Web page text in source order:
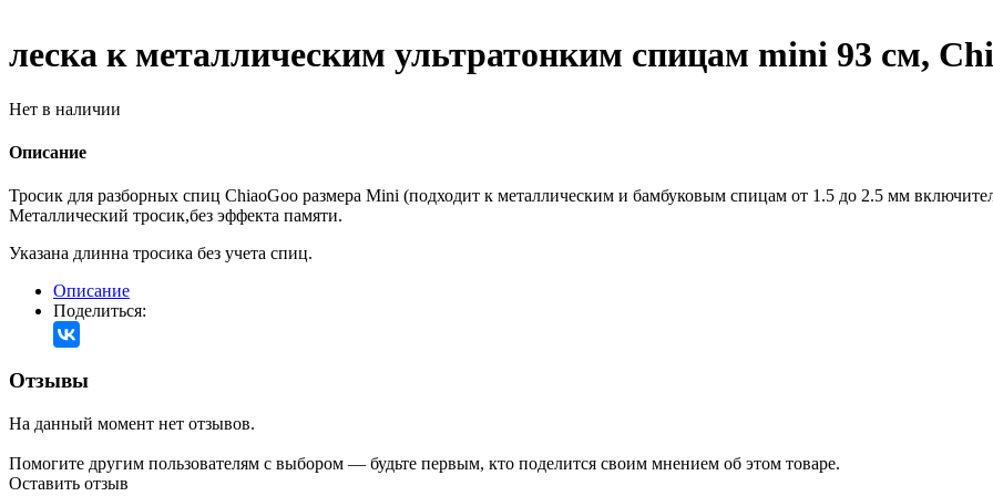
леска к металлическим ультратонким спицам mini 93 см,
Нет в наличии
Описание
Тросик для разборных спиц ChiaoGoo размера Mini (подходит к металлическим и бамбуковым спицам от 1.5 до 2.5 мм
Металлический тросик,без эффекта памяти.
Указана длинна тросика без учета спиц.
Описание
Поделиться:
Отзывы
На данный момент нет отзывов.
Помогите другим пользователям с выбором — будьте первым, кто поделится своим мнением об этом товаре.
Оставить отзыв